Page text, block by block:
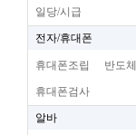
일당/시급
전자/휴대폰
휴대폰조립 반도체
휴대폰검사
알바